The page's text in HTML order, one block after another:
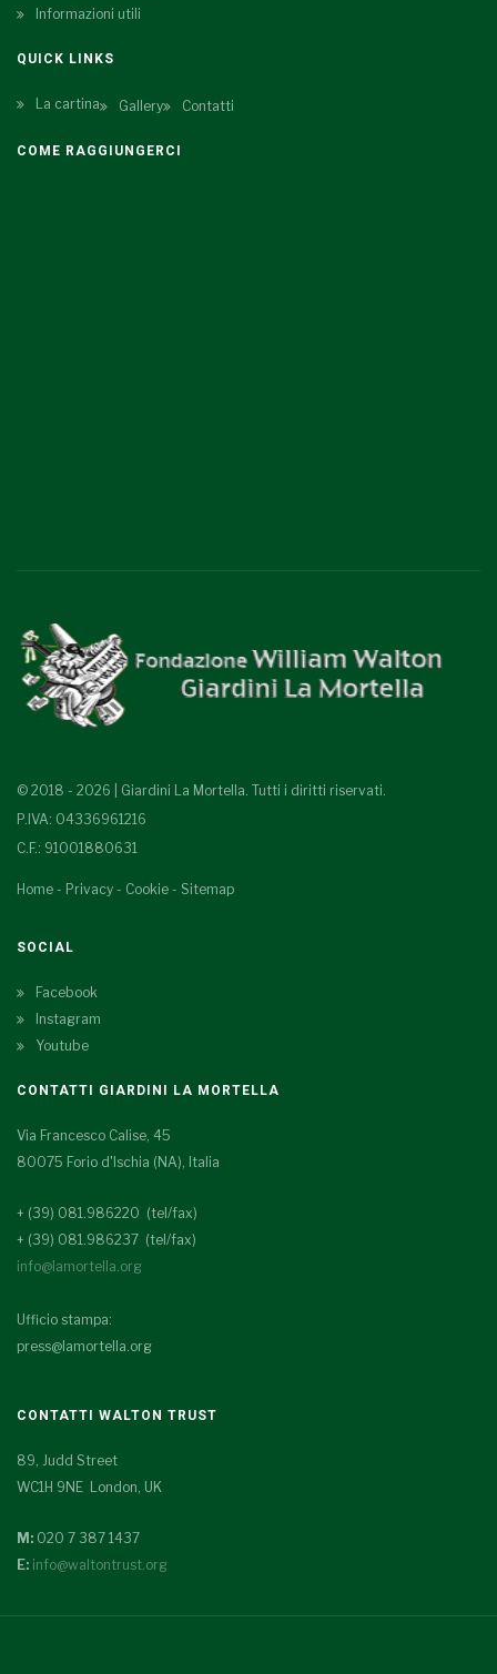
Informazioni utili
QUICK LINKS
La cartina Gallery Contatti
COME RAGGIUNGERCI
© 2018 - 2026 | Giardini La Mortella. Tutti i diritti riservati.
P.IVA: 04336961216
C.F.: 91001880631
Home - Privacy - Cookie - Sitemap
SOCIAL
Facebook
Instagram
Youtube
CONTATTI GIARDINI LA MORTELLA
Via Francesco Calise, 45
80075 Forio d'Ischia (NA), Italia
+ (39) 081.986220 (tel/fax)
+ (39) 081.986237 (tel/fax)
info@lamortella.org
Ufficio stampa:
press@lamortella.org
CONTATTI WALTON TRUST
89, Judd Street
WC1H 9NE London, UK
M: 020 7 387 1437
E: info@waltontrust.org